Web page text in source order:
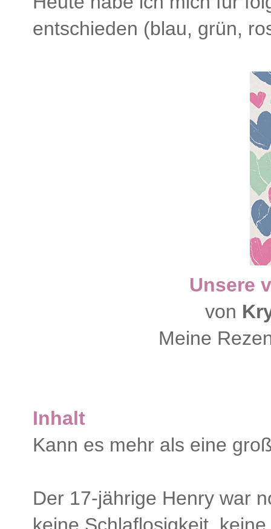
entschieden (blau, grün,
Unsere
von
Meine
Inhalt
Kann es mehr als eine
Der 17-jährige Henry war